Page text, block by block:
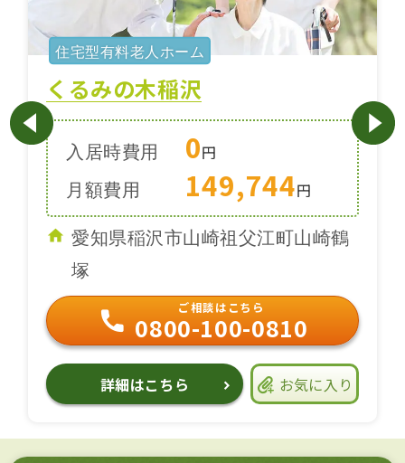
住宅型有料老人ホーム
くるみの木稲沢
入居時費用 0円
月額費用
149,744円
愛知県稲沢市山崎祖父江町山崎鶴
塚
ご相談はこちら
0800-100-0810
詳細はこちら お気に入り